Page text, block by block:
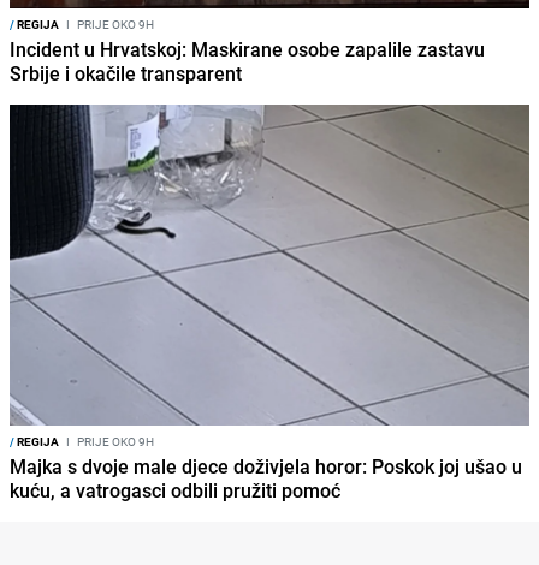
/REGIJA I PRIJE OKO 9H
Incident u Hrvatskoj: Maskirane osobe zapalile zastavu
Srbije i okačile transparent
/REGIJA I PRIJE OKO 9H
Majka s dvoje male djece doživjela horor: Poskok joj ušao u
kuću, a vatrogasci odbili pružiti pomoć